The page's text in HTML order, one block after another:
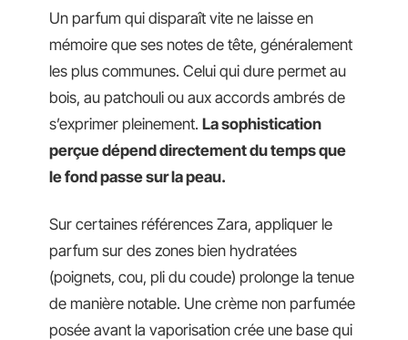
Un parfum qui disparaît vite ne laisse en
mémoire que ses notes de tête, généralement
les plus communes. Celui qui dure permet au
bois, au patchouli ou aux accords ambrés de
s’exprimer pleinement. La sophistication
perçue dépend directement du temps que
le fond passe sur la peau.
Sur certaines références Zara, appliquer le
parfum sur des zones bien hydratées
(poignets, cou, pli du coude) prolonge la tenue
de manière notable. Une crème non parfumée
posée avant la vaporisation crée une base qui